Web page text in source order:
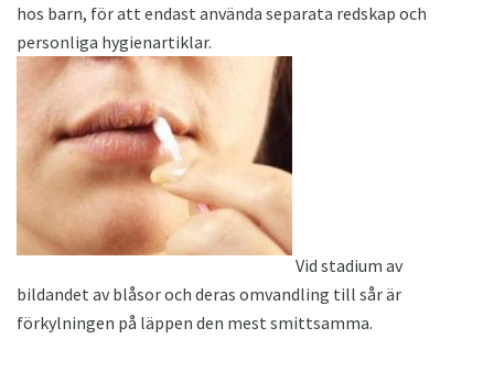
hos barn, för att endast använda separata redskap och
personliga hygienartiklar.
Vid stadium av
bildandet av blåsor och deras omvandling till sår är
förkylningen på läppen den mest smittsamma.